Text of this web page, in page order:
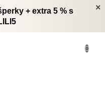
×
+ extra 5 % s